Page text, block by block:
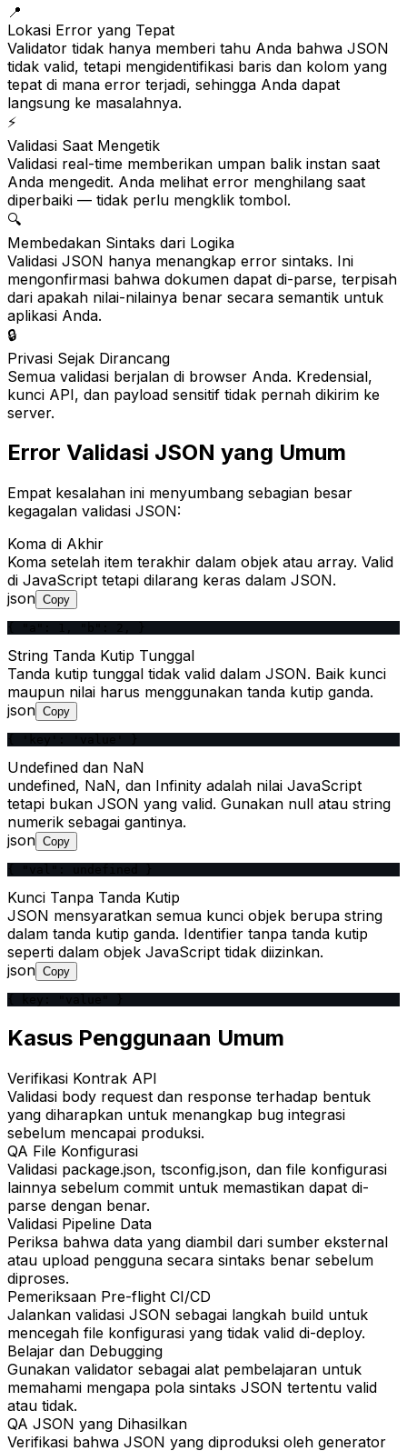
📍
Lokasi Error yang Tepat
Validator tidak hanya memberi tahu Anda bahwa JSON
tidak valid, tetapi mengidentifikasi baris dan kolom yang
tepat di mana error terjadi, sehingga Anda dapat
langsung ke masalahnya.
⚡
Validasi Saat Mengetik
Validasi real-time memberikan umpan balik instan saat
Anda mengedit. Anda melihat error menghilang saat
diperbaiki — tidak perlu mengklik tombol.
🔍
Membedakan Sintaks dari Logika
Validasi JSON hanya menangkap error sintaks. Ini
mengonfirmasi bahwa dokumen dapat di-parse, terpisah
dari apakah nilai-nilainya benar secara semantik untuk
aplikasi Anda.
🔒
Privasi Sejak Dirancang
Semua validasi berjalan di browser Anda. Kredensial,
kunci API, dan payload sensitif tidak pernah dikirim ke
server.
Error Validasi JSON yang Umum
Empat kesalahan ini menyumbang sebagian besar
kegagalan validasi JSON:
Koma di Akhir
Koma setelah item terakhir dalam objek atau array. Valid
di JavaScript tetapi dilarang keras dalam JSON.
json Copy
String Tanda Kutip Tunggal
Tanda kutip tunggal tidak valid dalam JSON. Baik kunci
maupun nilai harus menggunakan tanda kutip ganda.
json Copy
Undefined dan NaN
undefined, NaN, dan Infinity adalah nilai JavaScript
tetapi bukan JSON yang valid. Gunakan null atau string
numerik sebagai gantinya.
json Copy
Kunci Tanpa Tanda Kutip
JSON mensyaratkan semua kunci objek berupa string
dalam tanda kutip ganda. Identifier tanpa tanda kutip
seperti dalam objek JavaScript tidak diizinkan.
json Copy
Kasus Penggunaan Umum
Verifikasi Kontrak API
Validasi body request dan response terhadap bentuk
yang diharapkan untuk menangkap bug integrasi
sebelum mencapai produksi.
QA File Konfigurasi
Validasi package.json, tsconfig.json, dan file konfigurasi
lainnya sebelum commit untuk memastikan dapat di-
parse dengan benar.
Validasi Pipeline Data
Periksa bahwa data yang diambil dari sumber eksternal
atau upload pengguna secara sintaks benar sebelum
diproses.
Pemeriksaan Pre-flight CI/CD
Jalankan validasi JSON sebagai langkah build untuk
mencegah file konfigurasi yang tidak valid di-deploy.
Belajar dan Debugging
Gunakan validator sebagai alat pembelajaran untuk
memahami mengapa pola sintaks JSON tertentu valid
atau tidak.
QA JSON yang Dihasilkan
Verifikasi bahwa JSON yang diproduksi oleh generator